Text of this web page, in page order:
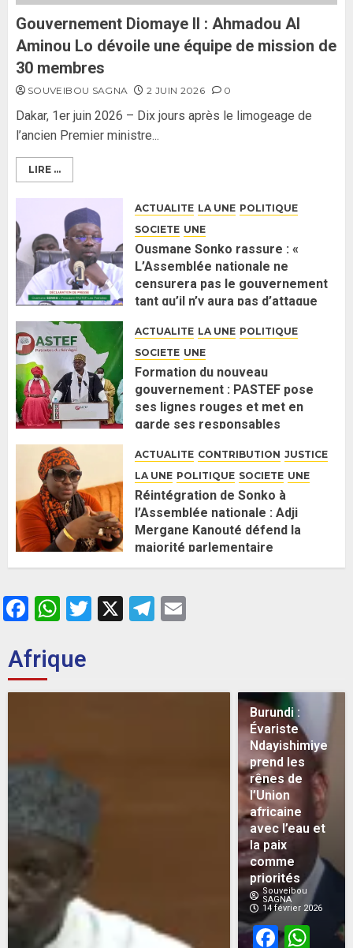
3
Gouvernement Diomaye II : Ahmadou Al
Aminou Lo dévoile une équipe de mission de
30 membres
SOUVEIBOU SAGNA 2 JUIN 2026 0
Dakar, 1er juin 2026 – Dix jours après le limogeage de
l’ancien Premier ministre...
LIRE ...
ACTUALITE LA UNE POLITIQUE
SOCIETE UNE
Ousmane Sonko rassure : «
L’Assemblée nationale ne
censurera pas le gouvernement
tant qu’il n’y aura pas d’attaque
2 JUIN 2026 0
ACTUALITE LA UNE POLITIQUE
SOCIETE UNE
Formation du nouveau
gouvernement : PASTEF pose
ses lignes rouges et met en
garde ses responsables
ACTUALITE CONTRIBUTION JUSTICE
LA UNE POLITIQUE SOCIETE UNE
Réintégration de Sonko à
l’Assemblée nationale : Adji
Mergane Kanouté défend la
majorité parlementaire
26 MAI 2026 0
Facebook
WhatsApp
Twitter
X Telegram
Afrique
Burundi :
Évariste
Ndayishimiye
prend les
rênes de
l’Union
africaine
avec l’eau et
la paix
comme
priorités
Souveibou
SAGNA
14 février 2026